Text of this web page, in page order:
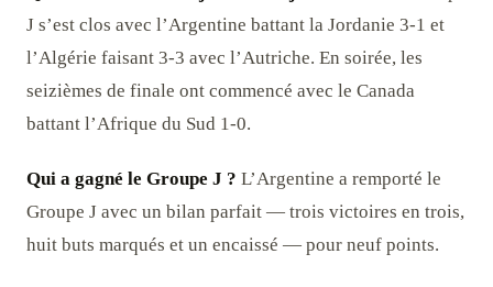
J s’est clos avec l’Argentine battant la Jordanie 3-1 et
l’Algérie faisant 3-3 avec l’Autriche. En soirée, les
seizièmes de finale ont commencé avec le Canada
battant l’Afrique du Sud 1-0.
Qui a gagné le Groupe J ? L’Argentine a remporté le
Groupe J avec un bilan parfait — trois victoires en trois,
huit buts marqués et un encaissé — pour neuf points.